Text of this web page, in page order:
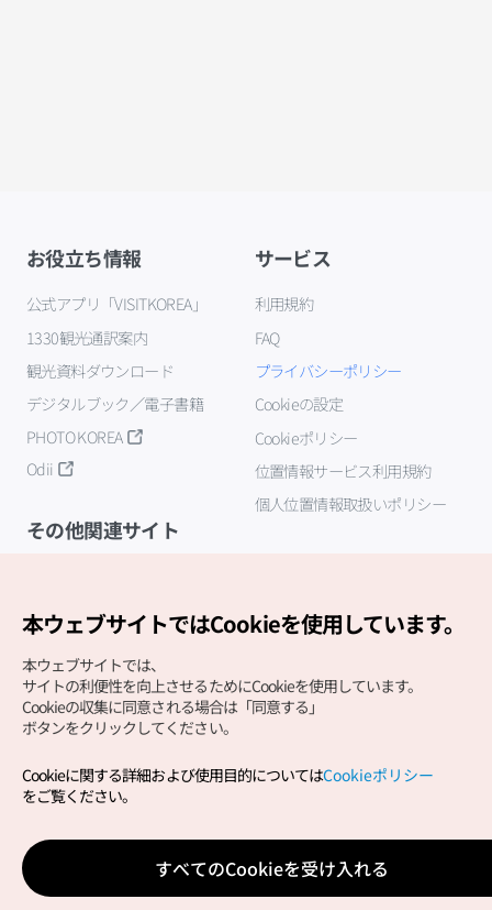
お役立ち情報
公式アプリ「VISITKOREA」
1330観光通訳案内
観光資料ダウンロード
デジタルブック／電子書籍
PHOTO KOREA
Odii
サービス
利用規約
FAQ
プライバシーポリシー
Cookieの設定
Cookieポリシー
位置情報サービス利用規約
個人位置情報取扱いポリシー
その他関連サイト
Copyright (c) Korea Tourism Organization All Rights
サイトエラー報告公式メール
japanese@knto.or.kr
本ウェブサイトではCookieを使用しています。
本ウェブサイトでは、
サイトの利便性を向上させるためにCookieを使用しています。
Cookieの収集に同意される場合は「同意する」
ボタンをクリックしてください。
Cookieに関する詳細および使用目的についてはCookieポリシー
をご覧ください。
すべてのCookieを受け入れる